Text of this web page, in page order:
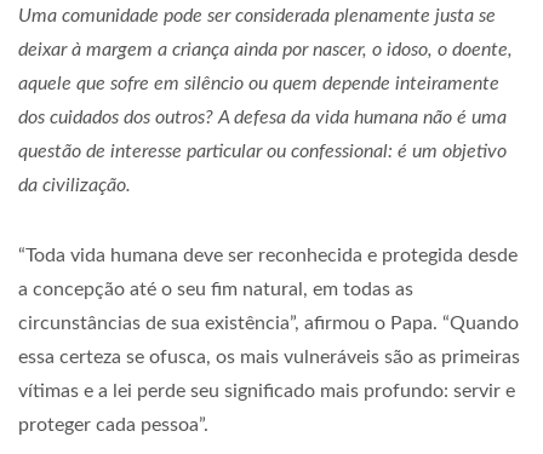
Uma comunidade pode ser considerada plenamente justa se
deixar à margem a criança ainda por nascer, o idoso, o doente,
aquele que sofre em silêncio ou quem depende inteiramente
dos cuidados dos outros? A defesa da vida humana não é uma
questão de interesse particular ou confessional: é um objetivo
da civilização.
“Toda vida humana deve ser reconhecida e protegida desde
a concepção até o seu fim natural, em todas as
circunstâncias de sua existência”, afirmou o Papa. “Quando
essa certeza se ofusca, os mais vulneráveis são as primeiras
vítimas e a lei perde seu significado mais profundo: servir e
proteger cada pessoa”.